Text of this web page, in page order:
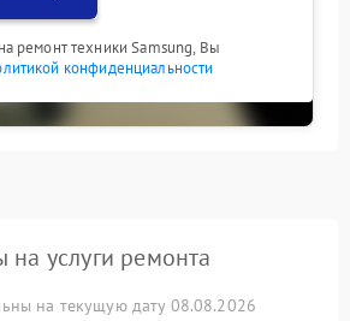
ремонт техники Samsung, Вы
конфиденциальности
на услуги ремонта
на текущую дату 08.08.2026